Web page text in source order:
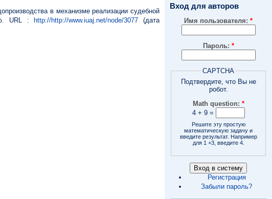
в механизме реализации судебной
URL :http://http://www.iuaj.net/node/3077 (дата
Вход для авторов
Имя пользователя: *
Пароль: *
CAPTCHA
Подтвердите, что Вы не
робот.
Math question: *
4 + 9 =
Решите эту простую
математическую задачу и
введите результат. Например
для 1 +3, введите 4.
Регистрация
Забыли пароль?